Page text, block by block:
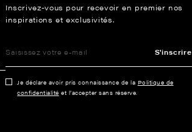
Inscrivez-vous pour recevoir en premier nos
inspirations et exclusivités.
S'inscrire
Je déclare avoir pris connaissance de la Politique de
confidentialité et l’accepter sans réserve.